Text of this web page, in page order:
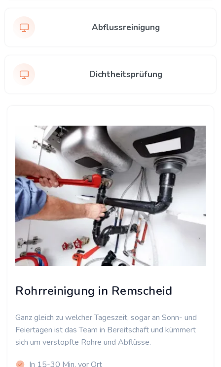
Abflussreinigung
Dichtheitsprüfung
Rohrreinigung in Remscheid
Ganz gleich zu welcher Tageszeit, sogar an Sonn- und
Feiertagen ist das Team in Bereitschaft und kümmert
sich um verstopfte Rohre und Abflüsse.
In 15-30 Min. vor Ort